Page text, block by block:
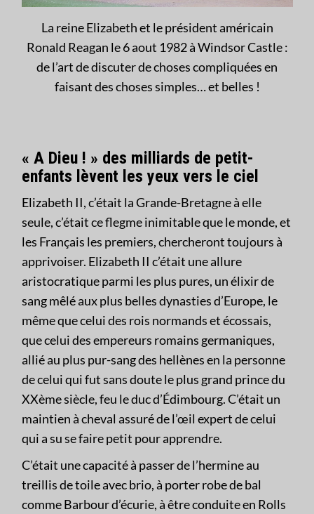
La reine Elizabeth et le président américain
Ronald Reagan le 6 aout 1982 à Windsor Castle :
de l’art de discuter de choses compliquées en
faisant des choses simples… et belles !
« A Dieu ! » des milliards de petit-
enfants lèvent les yeux vers le ciel
Elizabeth II, c’était la Grande-Bretagne à elle
seule, c’était ce flegme inimitable que le monde, et
les Français les premiers, chercheront toujours à
apprivoiser. Elizabeth II c’était une allure
aristocratique parmi les plus pures, un élixir de
sang mêlé aux plus belles dynasties d’Europe, le
même que celui des rois normands et écossais,
que celui des empereurs romains germaniques,
allié au plus pur-sang des hellènes en la personne
de celui qui fut sans doute le plus grand prince du
XXème siècle, feu le duc d’Édimbourg. C’était un
maintien à cheval assuré de l’œil expert de celui
qui a su se faire petit pour apprendre.
C’était une capacité à passer de l’hermine au
treillis de toile avec brio, à porter robe de bal
comme Barbour d’écurie, à être conduite en Rolls